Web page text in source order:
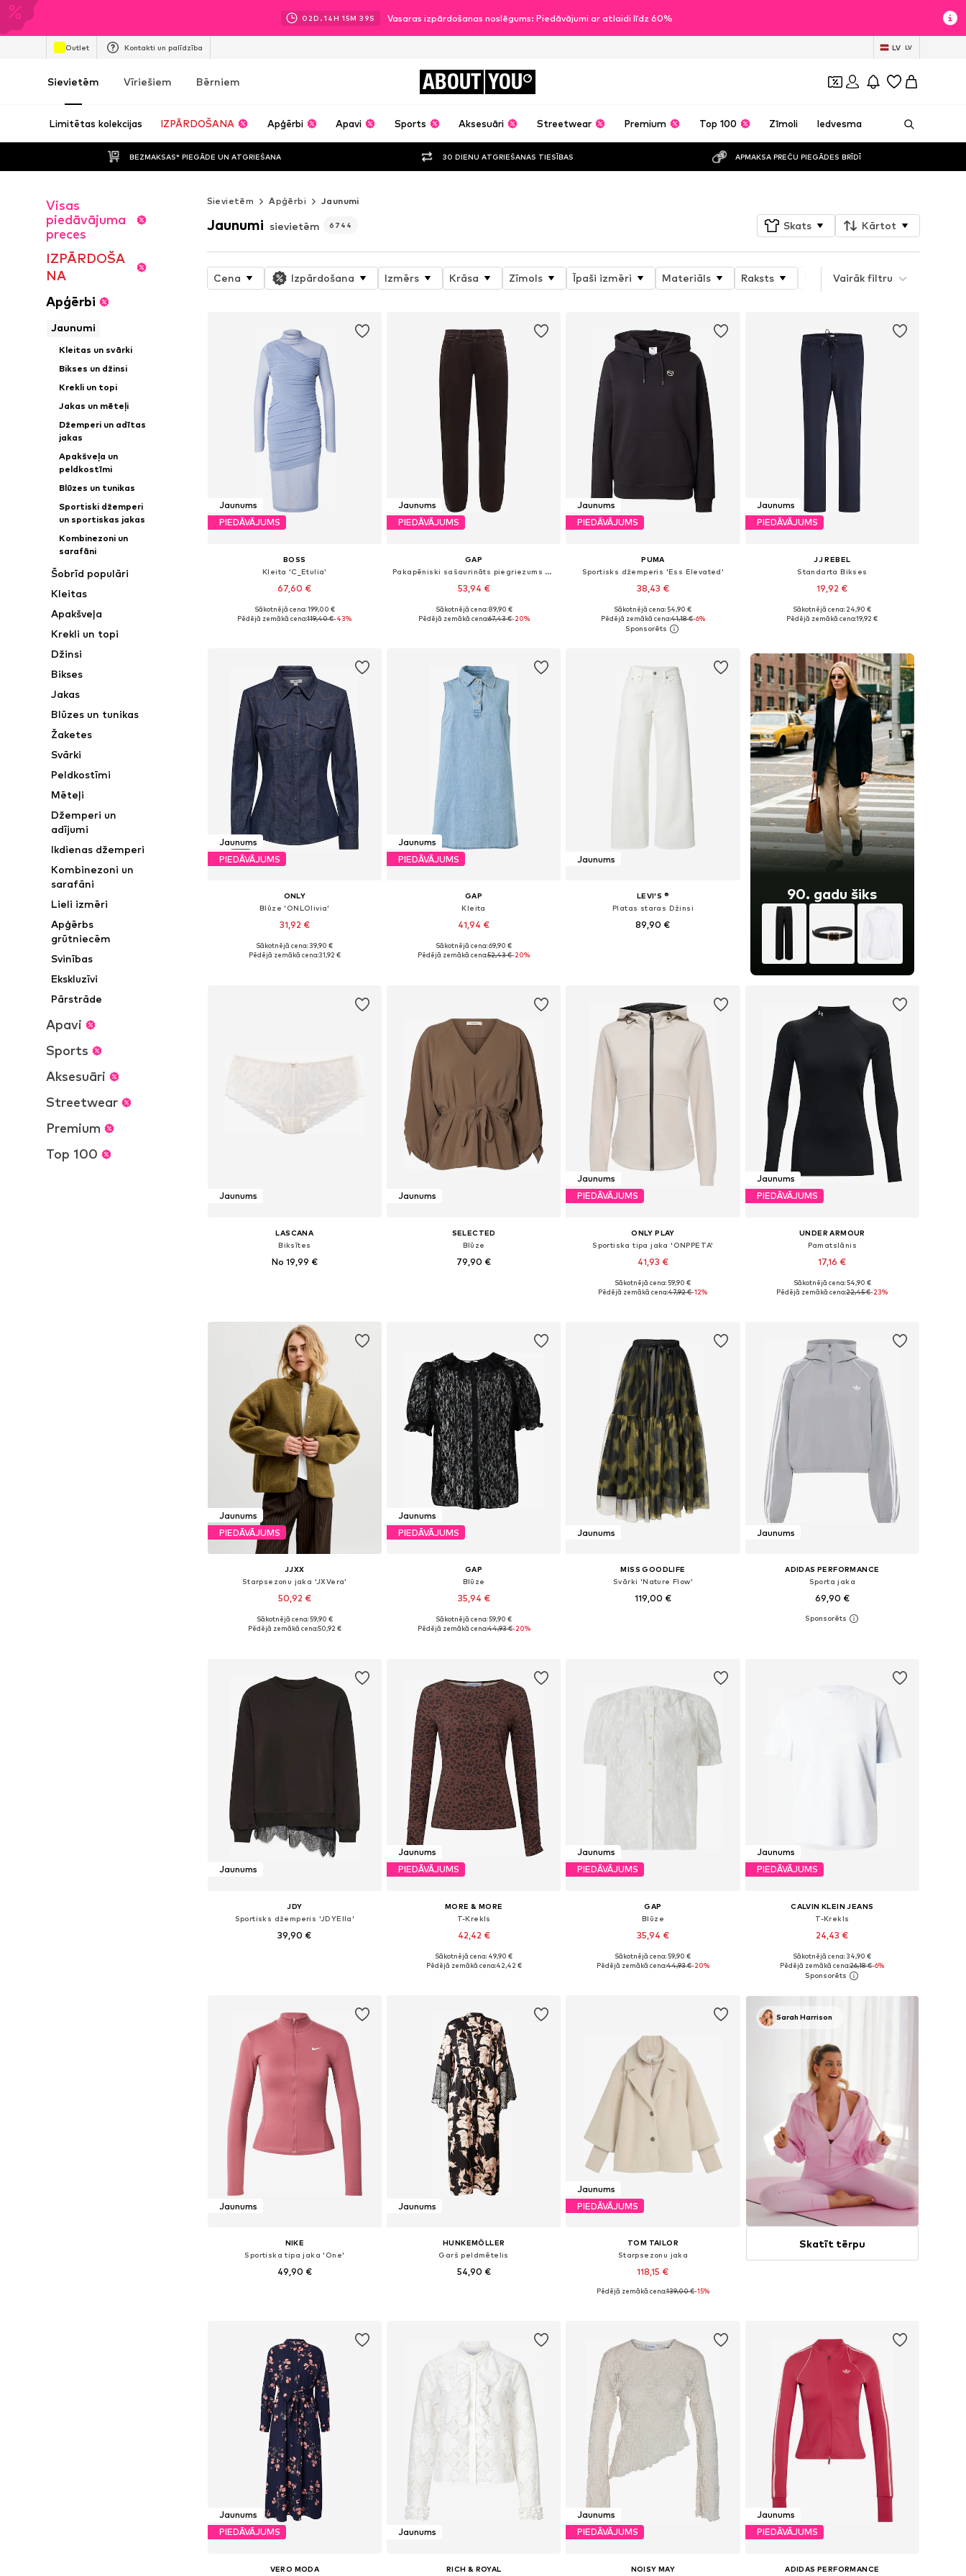
02D.14H 15M 37S Vasaras izpārdošanas noslēgums: Piedāvājumi ar atlaidi līdz 60%
Outlet Kontakti un palīdzība LV LV
Sievietēm Vīriešiem Bērniem ABOUT YOU
Limitētas kolekcijas IZPĀRDOŠANA Apģērbi Apavi Sports Aksesuāri Streetwear Premium Top 100 Zīmoli Iedvesma
BEZMAKSAS* PIEGĀDE UN ATGRIEŠANA 30 DIENU ATGRIEŠANAS TIESĪBAS APMAKSA PREČU PIEGĀDES BRĪDĪ
Visas
piedāvājuma
preces
IZPĀRDOŠA
NA
Apģērbi
Jaunumi
Kleitas un svārki
Bikses un džinsi
Krekli un topi
Jakas un mēteļi
Džemperi un adītas
jakas
Apakšveļa un
peldkostīmi
Blūzes un tunikas
Sportiski džemperi
un sportiskas jakas
Kombinezoni un
sarafāni
Šobrīd populāri
Kleitas
Apakšveļa
Krekli un topi
Džinsi
Bikses
Jakas
Blūzes un tunikas
Žaketes
Svārki
Peldkostīmi
Mēteļi
Džemperi un
adījumi
Ikdienas džemperi
Kombinezoni un
sarafāni
Lieli izmēri
Apģērbs
grūtniecēm
Svinības
Ekskluzīvi
Pārstrāde
Apavi
Sports
Aksesuāri
Streetwear
Premium
Top 100
Sievietēm Apģērbi Jaunumi
Jaunumi sievietēm 6744 Skats Kārtot
Cena Izpārdošana Izmērs Krāsa Zīmols Īpaši izmēri Materiāls Raksts Produkta īpašības
Vairāk filtru
Jaunums
PIEDĀVĀJUMS
BOSS
Kleita 'C_Etulia'
67,60 €
Pieejamie izmēri: 34, 36, 38, 40, 42
Sākotnējā cena: 199,00 €
Pēdējā zemākā cena:119,40 €-43%
Jaunums
PIEDĀVĀJUMS
GAP
Pakapēniski sašaurināts piegriezums Džinsi
53,94 €
Pieejams daudzos izmēros
Sākotnējā cena: 89,90 €
Pēdējā zemākā cena:67,43 €-20%
Jaunums
PIEDĀVĀJUMS
PUMA
Sportisks džemperis 'Ess Elevated'
38,43 €
Pieejamie izmēri: XS, S, M, L, XL
Pievienot grozam
Sākotnējā cena: 54,90 €
Pēdējā zemākā cena:41,18 €-6%
Jaunums
PIEDĀVĀJUMS
JJ REBEL
Standarta Bikses
19,92 €
Pieejamie izmēri: 34, 36, 38, 40, 42
Sākotnējā cena: 24,90 €
Pēdējā zemākā cena:19,92 €
Jaunums
PIEDĀVĀJUMS
ONLY
Blūze 'ONLOlivia'
31,92 €
Pieejamie izmēri: XS, S, M, L, XL
Sākotnējā cena: 39,90 €
Pēdējā zemākā cena:31,92 €
Jaunums
PIEDĀVĀJUMS
GAP
Kleita
41,94 €
Pieejamie izmēri: 36, 38, 40, 44
Sākotnējā cena: 69,90 €
Pēdējā zemākā cena:52,43 €-20%
Jaunums
LEVI'S ®
Platas staras Džinsi
89,90 €
90. gadu šiks
Jaunums
LASCANA
Biksītes
No 19,99 €
Jaunums
SELECTED
Blūze
79,90 €
Jaunums
PIEDĀVĀJUMS
ONLY PLAY
Sportiska tipa jaka 'ONPPETA'
41,93 €
Pieejamie izmēri: XS, S, M, L, XL
Sākotnējā cena: 59,90 €
Pēdējā zemākā cena:47,92 €-12%
Jaunums
PIEDĀVĀJUMS
UNDER ARMOUR
Pamatslānis
17,16 €
Pieejamie izmēri: XS, S, M, XL
Sākotnējā cena: 54,90 €
Pēdējā zemākā cena:22,45 €-23%
Jaunums
PIEDĀVĀJUMS
JJXX
Starpsezonu jaka 'JXVera'
50,92 €
+2
Pieejamie izmēri: XS, S, M, L, XL
Sākotnējā cena: 59,90 €
Pēdējā zemākā cena:50,92 €
Jaunums
PIEDĀVĀJUMS
GAP
Blūze
35,94 €
Pieejamie izmēri: XS, S, M, L, XL, XXL
Sākotnējā cena: 59,90 €
Pēdējā zemākā cena:44,93 €-20%
Jaunums
MISS GOODLIFE
Svārki 'Nature Flow'
119,00 €
Jaunums
ADIDAS PERFORMANCE
Sporta jaka
69,90 €
Pieejamie izmēri: XS, S, M, L, XL
Jaunums
JDY
Sportisks džemperis 'JDYElla'
39,90 €
Jaunums
PIEDĀVĀJUMS
MORE & MORE
T-Krekls
42,42 €
Pieejams daudzos izmēros
Sākotnējā cena: 49,90 €
Pēdējā zemākā cena:42,42 €
Jaunums
PIEDĀVĀJUMS
GAP
Blūze
35,94 €
Pieejamie izmēri: XS, S, M, L, XL, XXL
Sākotnējā cena: 59,90 €
Pēdējā zemākā cena:44,93 €-20%
Jaunums
PIEDĀVĀJUMS
CALVIN KLEIN JEANS
T-Krekls
24,43 €
Pieejams daudzos izmēros
Pievienot grozam
Sākotnējā cena: 34,90 €
Pēdējā zemākā cena:26,18 €-6%
Jaunums
NIKE
Sportiska tipa jaka 'One'
49,90 €
Jaunums
HUNKEMÖLLER
Garš peldmētelis
54,90 €
Jaunums
PIEDĀVĀJUMS
TOM TAILOR
Starpsezonu jaka
118,15 €
Pieejamie izmēri: XS, S, M, L, XL, XXL
Pēdējā zemākā cena:139,00 €-15%
Sarah Harrison
Skatīt tērpu
Jaunums
PIEDĀVĀJUMS
VERO MODA
Jaunums
RICH & ROYAL
Jaunums
PIEDĀVĀJUMS
NOISY MAY
Jaunums
PIEDĀVĀJUMS
ADIDAS PERFORMANCE